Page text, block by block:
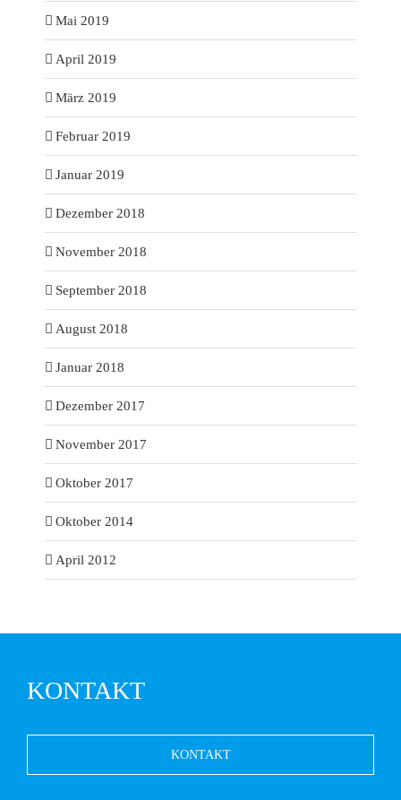
Mai 2019
April 2019
März 2019
Februar 2019
Januar 2019
Dezember 2018
November 2018
September 2018
August 2018
Januar 2018
Dezember 2017
November 2017
Oktober 2017
Oktober 2014
April 2012
KONTAKT
KONTAKT